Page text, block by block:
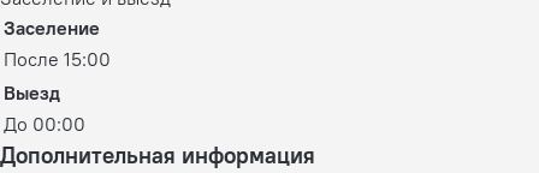
Заселение
После 15:00
Выезд
До 00:00
Дополнительная информация